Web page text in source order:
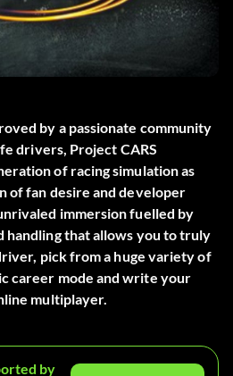
by a passionate community
drivers, Project CARS
of racing simulation as
of fan desire and developer
immersion fuelled by
handling that allows you to truly
pick from a huge variety of
career mode and write your
multiplayer.
by